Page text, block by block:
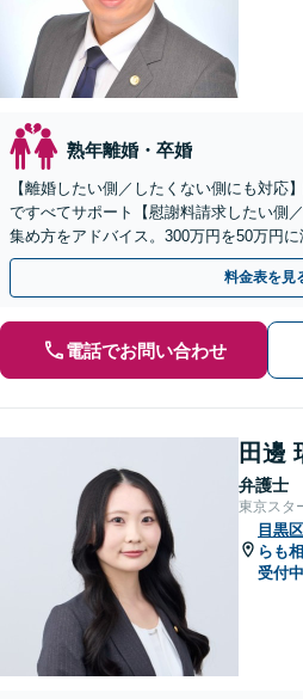
熟年離婚・卒婚
【離婚したい側／したくない側にも対応
ですべてサポート【慰謝料請求したい側
集め方をアドバイス。300万円を50万円
養育費・子の引き渡しにも精通している
料金表を見
電話でお問い合わせ
田邊
弁護士
東京スタ
目黒区
らも
受付中